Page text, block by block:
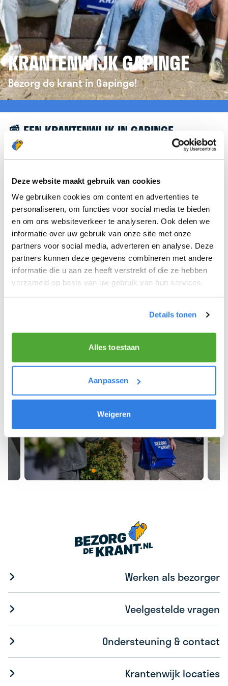
Deze website maakt gebruik van cookies
We gebruiken cookies om content en advertenties te
personaliseren, om functies voor social media te bieden
en om ons websiteverkeer te analyseren. Ook delen we
informatie over uw gebruik van onze site met onze
partners voor social media, adverteren en analyse. Deze
partners kunnen deze gegevens combineren met andere
informatie die u aan ze heeft verstrekt of die ze hebben
verzameld op basis van uw gebruik van hun services.
Details tonen
Alles toestaan
Aanpassen
Weigeren
KRANTENWIJK GAPINGE
Bezorg de krant in Gapinge!
📰 EEN KRANTENWIJK IN GAPINGE
Leuk dat je geïnteresseerd bent in een
verwijzen we je graag door naar de website van
krantenbezorgen.nl . Daar kun je je eenvoudig
aanmelden om de krant te bezorgen in Gapinge.
We hopen dat je snel aan de slag kunt en wensen
je veel succes! 🚴‍♂️💨
Meld je aan als krantenbezorger!
Werken als bezorger
Veelgestelde vragen
Ondersteuning & contact
Krantenwijk locaties